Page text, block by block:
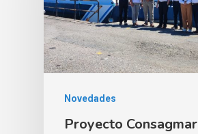
Novedades
Proyecto Consagmar